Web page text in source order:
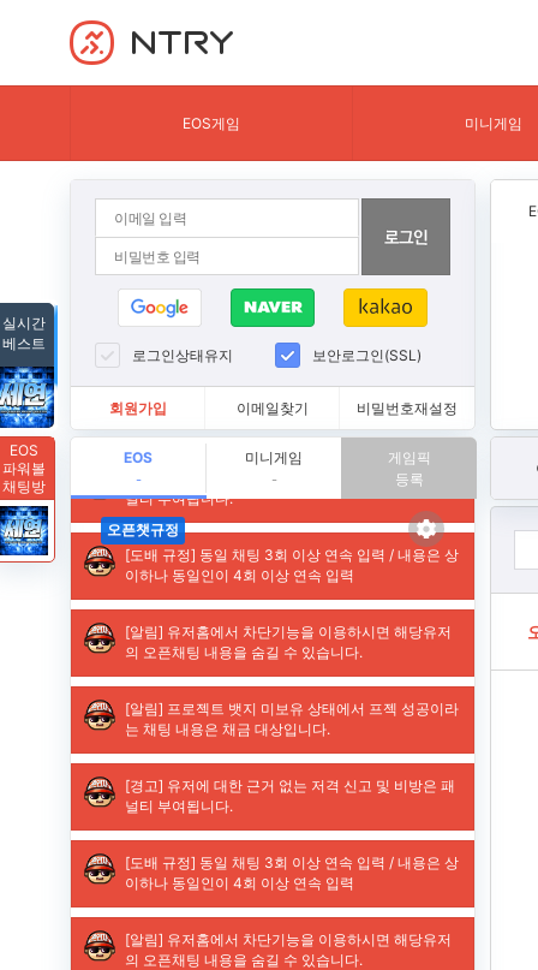
NTRY
EOS게임 미니게임
로그인상태유지 보안로그인(SSL)
회원가입 이메일찾기 비밀번호재설정
EOS
-
미니게임
-
게임픽
등록
실시간
베스트
EOS
파워볼
채팅방